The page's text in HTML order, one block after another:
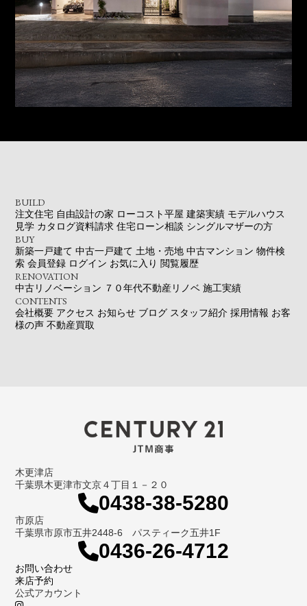
BUILD
注文住宅 自由設計の家 ローコスト平屋 建築実績 モデルハウス
見学 カタログ資料請求 住宅ローン相談 シングルマザーの方
BUY
新築一戸建て 中古一戸建て 土地・売地 中古マンション 物件検
索 会員登録 ログイン お気に入り 閲覧履歴
RENOVATION
中古リノベーション ７０年代不動産リノベ 施工実績
CONTENTS
会社概要 アクセス お知らせ ブログ スタッフ紹介 採用情報 お客
様の声 不動産買取
木更津店
千葉県木更津市文京４丁目１－２０
0438-38-5280
市原店
千葉県市原市五井2448-6 パスティーク五井1F
0436-26-4712
お問い合わせ
来店予約
公式アカウント